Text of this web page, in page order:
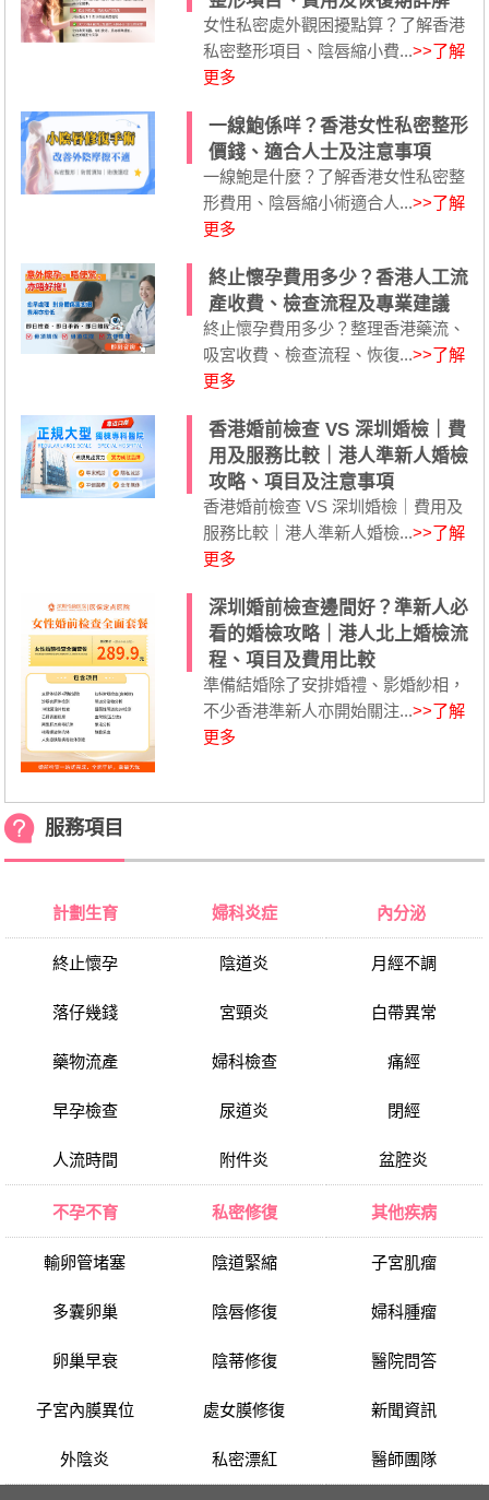
女性私密處外觀困擾點算？了解香港
私密整形項目、陰唇縮小費...>>了解
更多
一線鮑係咩？香港女性私密整形
價錢、適合人士及注意事項
一線鮑是什麼？了解香港女性私密整
形費用、陰唇縮小術適合人...>>了解
更多
終止懷孕費用多少？香港人工流
產收費、檢查流程及專業建議
終止懷孕費用多少？整理香港藥流、
吸宮收費、檢查流程、恢復...>>了解
更多
香港婚前檢查 VS 深圳婚檢｜費
用及服務比較｜港人準新人婚檢
攻略、項目及注意事項
香港婚前檢查 VS 深圳婚檢｜費用及
服務比較｜港人準新人婚檢...>>了解
更多
深圳婚前檢查邊間好？準新人必
看的婚檢攻略｜港人北上婚檢流
程、項目及費用比較
準備結婚除了安排婚禮、影婚紗相，
不少香港準新人亦開始關注...>>了解
更多
服務項目
計劃生育
終止懷孕
落仔幾錢
藥物流產
早孕檢查
人流時間
婦科炎症
陰道炎
宮頸炎
婦科檢查
尿道炎
附件炎
內分泌
月經不調
白帶異常
痛經
閉經
盆腔炎
不孕不育
輸卵管堵塞
多囊卵巢
卵巢早衰
子宮內膜異位
外陰炎
私密修復
陰道緊縮
陰唇修復
陰蒂修復
處女膜修復
私密漂紅
其他疾病
子宮肌瘤
婦科腫瘤
醫院問答
新聞資訊
醫師團隊